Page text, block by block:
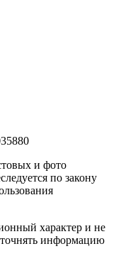
и фото
по закону
характер и не
информацию